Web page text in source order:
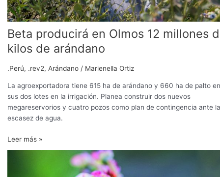
Beta producirá en Olmos 12 millones
kilos de arándano
.Perú, .rev2, Arándano / Marienella Ortiz
La agroexportadora tiene 615 ha de arándano y 660 ha de palto en
sus dos lotes en la irrigación. Planea construir dos nuevos
megareservorios y cuatro pozos como plan de contingencia ante la
escasez de agua.
Leer más »